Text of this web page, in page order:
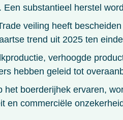
substantieel herstel
veiling heeft
trend uit 2025 ten
verhoogde
hebben geleid tot
boerderijhek ervaren,
en commerciële